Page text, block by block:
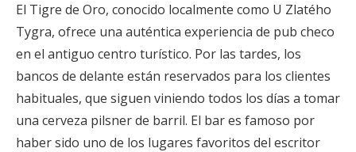
El Tigre de Oro, conocido localmente como U Zlatého
Tygra, ofrece una auténtica experiencia de pub checo
en el antiguo centro turístico. Por las tardes, los
bancos de delante están reservados para los clientes
habituales, que siguen viniendo todos los días a tomar
una cerveza pilsner de barril. El bar es famoso por
haber sido uno de los lugares favoritos del escritor